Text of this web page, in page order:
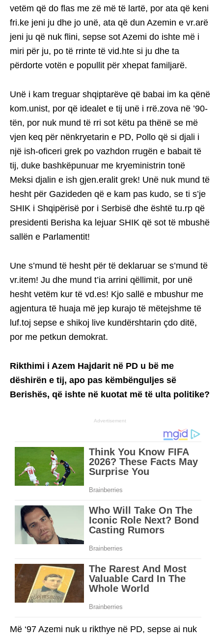
vetëm që do flas me zë më të lartë, por ata që keni
fri.ke jeni ju dhe jo unë, ata që dun Azemin e vr.arë
jeni ju që nuk flini, sepse sot Azemi do ishte më i
miri për ju, po të rrinte të vid.hte si ju dhe ta
përdorte votën e popullit për xhepat familjarë.
Unë i kam treguar shqiptarëve që babai im ka qënë
kom.unist, por që idealet e tij unë i rrë.zova në ’90-
tën, por nuk mund të rri sot këtu pa thënë se më
vjen keq për nënkryetarin e PD, Pollo që si djali i
një ish-oficeri grek po vazhdon rrugën e babait të
tij, duke bashkëpunuar me kryeministrin tonë
Meksi djalin e ish gjen.eralit grek! Unë nuk mund të
hesht për Gazideden që e kam pas kudo, se ti s’je
SHIK i Shqipërisë por i Serbisë dhe është tu.rp që
presidenti Berisha ka lejuar SHIK që sot të mbushë
sallën e Parlamentit!
Une s’mund të hesht për të deklaruar se s’mund të
vr.item! Ju dhe mund t’ia arrini qëllimit, por unë
hesht vetëm kur të vd.es! Kjo sallë e mbushur me
agjentura të huaja më jep kurajo të mëtejshme të
luf.toj sepse e shikoj live kundërshtarin çdo ditë,
por me petkun demokrat.
Rikthimi i Azem Hajdarit në PD u bë me
dëshirën e tij, apo pas këmbënguljes së
Berishës, që ishte në kuotat më të ulta politike?
Advertisement
Më ‘97 Azemi nuk u rikthye në PD, sepse ai nuk